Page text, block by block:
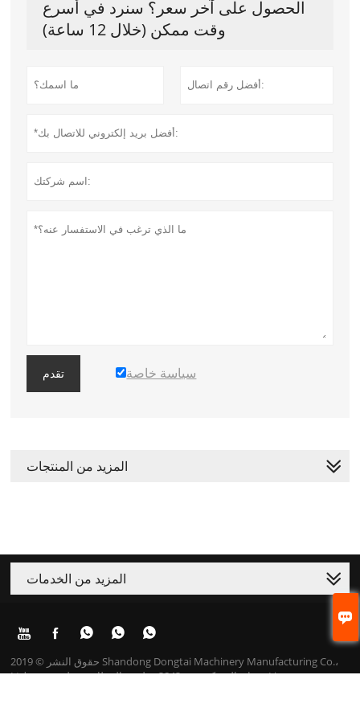

الحصول على آخر سعر؟ سنرد في أسرع
وقت ممكن (خلال 12 ساعة)
تقدم سياسة خاصة
المزيد من المنتجات
المزيد من الخدمات
    
حقوق النشر © 2019 Shandong Dongtai Machinery Manufacturing Co.،
Ltd. عنوان الشركة: رقم 3843 ، طريق المطار ، منطقة تنمية Lingang ، مدينة